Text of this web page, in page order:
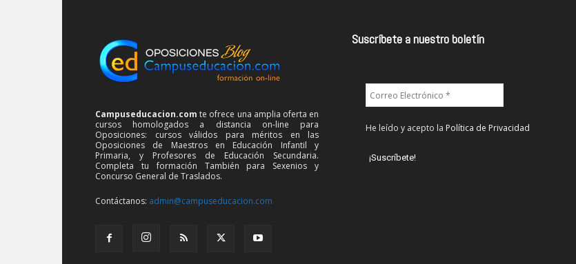
Campuseducacion.com te ofrece una amplia oferta en
cursos homologados a distancia on-line para
Oposiciones: cursos válidos para méritos en las
Oposiciones de Maestros en Educación Infantil y
Primaria, y Profesores de Educación Secundaria.
Completa tu formación También para Sexenios y
Concurso General de Traslados.
Contáctanos: admin@campuseducacion.com
Suscríbete a nuestro boletín
He leído y acepto la Política de Privacidad